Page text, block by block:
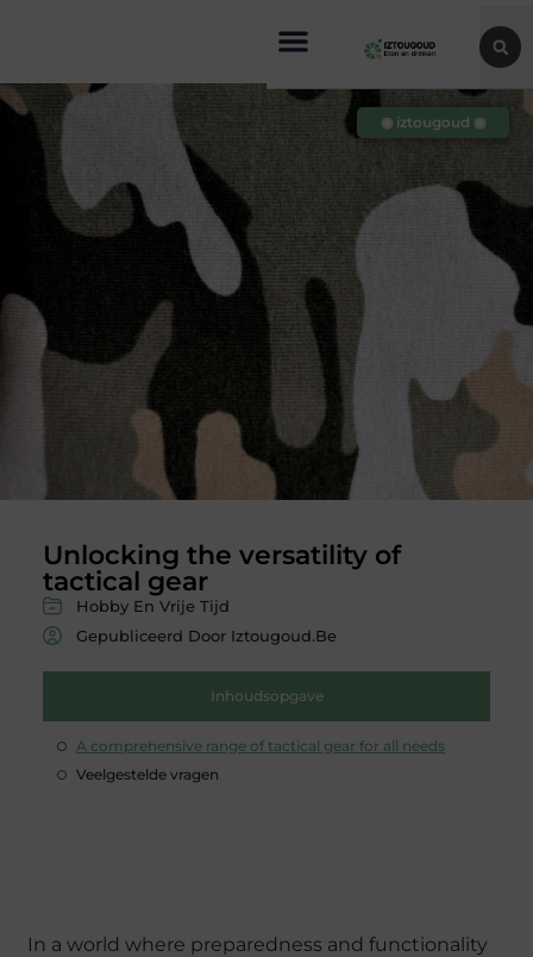
Unlocking the versatility of
tactical gear
Hobby En Vrije Tijd
Gepubliceerd Door Iztougoud.be
Inhoudsopgave
A comprehensive range of tactical gear for all needs
Veelgestelde vragen
◉ iztougoud ◉
In a world where preparedness and functionality